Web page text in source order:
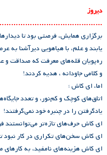
دیروز
برگزاری همایش، فرصتی بود تا
یابند و علم، با هیاهویی دیرآشنا به
ره‌پویان قله‌های معرفت که صداقت و
و کلامی جاودانه ، هدیه کردند!
اما، ای کاش ؛
اتاق‌های کوچک و کم‌نور، و تعدد
یادگرفتن را در چنبره خود نمی‌گرفتند!
ای کاش حرف‌های تازه‌تر
ای کاش سخن‌های تکراری در کار نبود
ای کاش هزینه‌های نامفید، به کارهای